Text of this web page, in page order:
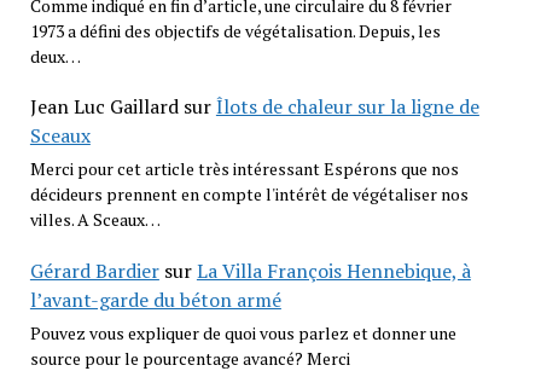
Comme indiqué en fin d’article, une circulaire du 8 février
1973 a défini des objectifs de végétalisation. Depuis, les
deux…
Jean Luc GaillardsurÎlots de chaleur sur la ligne de
Sceaux
Merci pour cet article très intéressant Espérons que nos
décideurs prennent en compte l'intérêt de végétaliser nos
villes. A Sceaux…
Gérard BardiersurLa Villa François Hennebique, à
l’avant-garde du béton armé
Pouvez vous expliquer de quoi vous parlez et donner une
source pour le pourcentage avancé? Merci